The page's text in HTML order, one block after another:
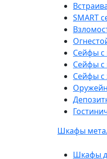
SMART
Сейфы
Сейфы с
Сейфы с
Шкафы
Шкафы